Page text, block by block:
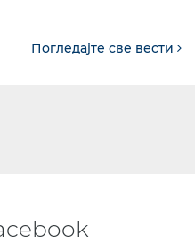
Погледајте све вести